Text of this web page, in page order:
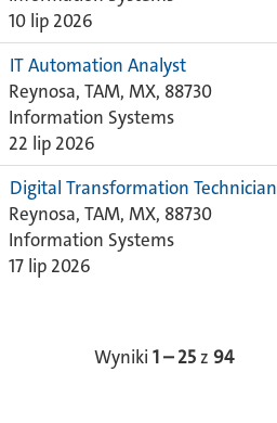
10 lip 2026
IT Automation Analyst
Reynosa, TAM, MX, 88730
Information Systems
22 lip 2026
Digital Transformation Technician
Reynosa, TAM, MX, 88730
Information Systems
17 lip 2026
Wyniki 1 – 25z 94